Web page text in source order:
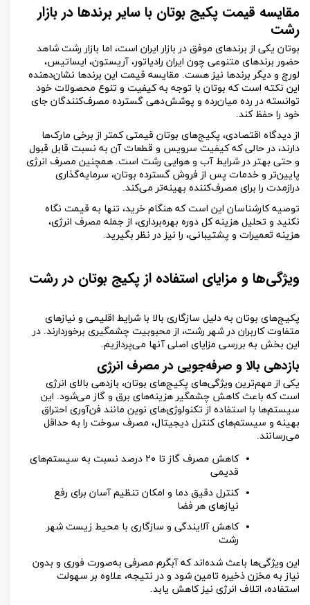
مقایسه قیمت پکیج بوتان با سایر برندها در بازار
رشت
بوتان یکی از برندهای موفق در بازار ایران است، اما بازار رشت شاهد
حضور برندهای متنوعی چون ایران رادیاتور، آریستون، ایساتیس،
لورچ و دیگر برندها نیز هست. مقایسه قیمت این برندها نشان‌دهنده
این نکته است که بوتان با توجه به کیفیت و تنوع محصولات خود
توانسته در رده میان‌رده و پوشش‌دهی گسترده مصرف‌کنندگان جای
خود را حفظ کند.
از دیدگاه اقتصادی، پکیج‌های بوتان قیمتی کمتر از برخی مارک‌ها
دارند، در حالی که کیفیت سرویس و قطعات آن به نسبت قابل قبول
و حتی بهتر در شرایط آب و هوایی رشت است. همچنین مصرف انرژی
پایین‌تر و خدمات پس از فروش گسترده بوتان، سرمایه‌گذاری
درازمدت را برای مصرف‌کننده بهینه‌تر می‌کند.
توصیه کارشناسان این است که هنگام خرید، تنها به قیمت نگاه
نکنید و تحلیل هزینه کل دوره بهره‌برداری، از جمله مصرف انرژی،
هزینه تعمیرات و پشتیبانی، را نیز در نظر بگیرید.
ویژگی‌ها و مزایای استفاده از پکیج بوتان در رشت
پکیج‌های بوتان به دلیل سازگاری بالا با شرایط اقلیمی و نیازهای
متفاوت کاربران در شهر رشت، از محبوبیت چشمگیری برخوردارند. در
این بخش به بررسی مزایای اصلی آنها می‌پردازیم.
بازدهی بالا و صرفه‌جویی در مصرف انرژی
یکی از مهم‌ترین ویژگی‌های پکیج‌های بوتان، بازدهی بالای انرژی
است که باعث کاهش چشمگیر هزینه‌های برق و گاز می‌شود. این
سیستم‌ها با استفاده از تکنولوژی‌های نوین مانند فن‌آوری احتراق
بهینه و سیستم‌های کنترل دیجیتال، مصرف سوخت را به حداقل
می‌رسانند.
کاهش مصرف گاز تا ۲۰ درصد نسبت به سیستم‌های
قدیمی
کنترل دقیق دما و امکان تنظیم آسان برای رفع
نیازهای هر فضا
کاهش آلایندگی و سازگاری با محیط زیست شهر
رشت
این ویژگی‌ها باعث شده‌اند که آبگرم مصرفی به‌صورت فوری و بدون
نیاز به مخزن ذخیره تامین شود و در نتیجه، علاوه بر سهولت
استفاده، اتلاف انرژی نیز کاهش یابد.